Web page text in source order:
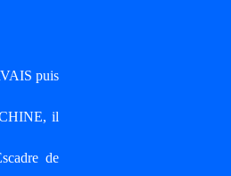
puis
il
de